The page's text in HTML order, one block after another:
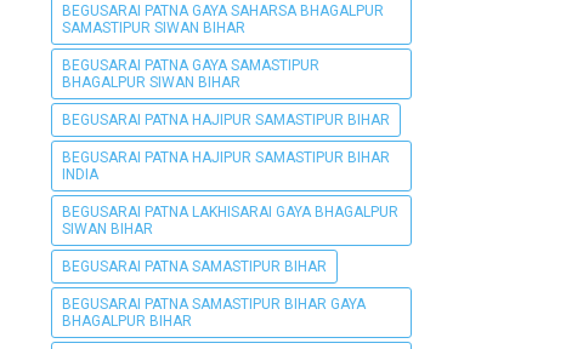
BEGUSARAI PATNA GAYA SAHARSA BHAGALPUR
SAMASTIPUR SIWAN BIHAR
BEGUSARAI PATNA GAYA SAMASTIPUR
BHAGALPUR SIWAN BIHAR
BEGUSARAI PATNA HAJIPUR SAMASTIPUR BIHAR
BEGUSARAI PATNA HAJIPUR SAMASTIPUR BIHAR
INDIA
BEGUSARAI PATNA LAKHISARAI GAYA BHAGALPUR
SIWAN BIHAR
BEGUSARAI PATNA SAMASTIPUR BIHAR
BEGUSARAI PATNA SAMASTIPUR BIHAR GAYA
BHAGALPUR BIHAR